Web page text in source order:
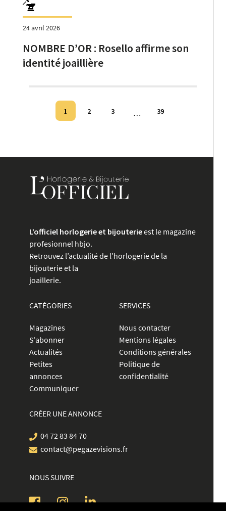
24 avril 2026
NOMBRE D’OR : Rosello affirme son
identité joaillière
Pagination
1 2 3 … 39
L’officiel horlogerie et bijouterieest le magazine
profesionnel hbjo.
Retrouvez l’actualité de l’horlogerie de la
bijouterie et la
joaillerie.
CATÉGORIES
Magazines
S'abonner
Actualités
Petites
annonces
Communiquer
SERVICES
Nous contacter
Mentions légales
Conditions générales
Politique de
confidentialité
CRÉER UNE ANNONCE
04 72 83 84 70
contact@pegazevisions.fr
NOUS SUIVRE